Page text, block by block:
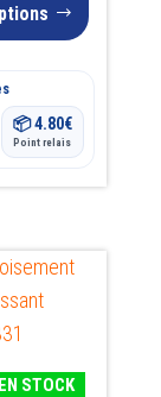
📦4.80€
Point relais
STOCK